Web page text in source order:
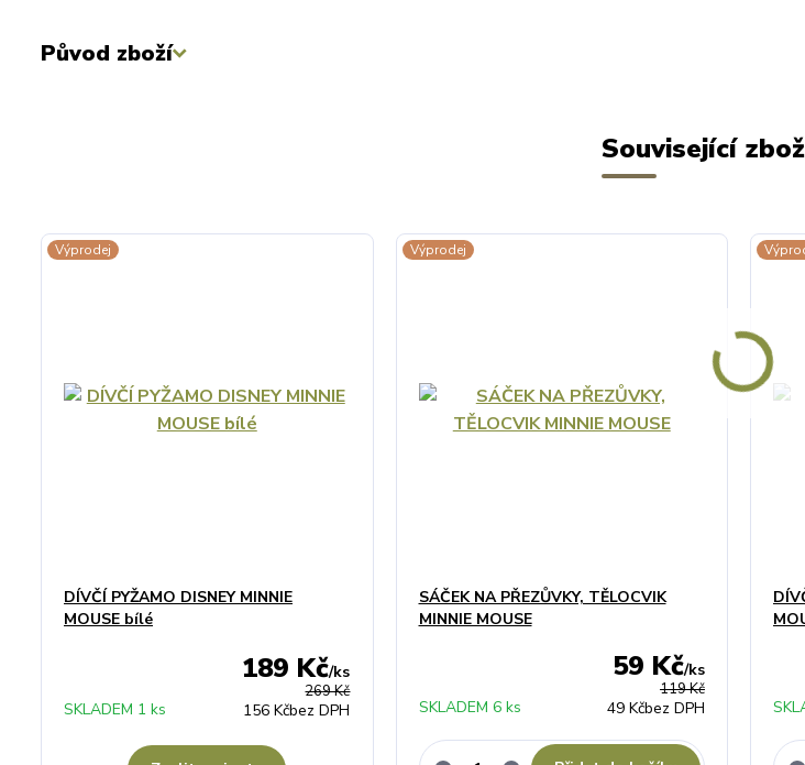
Původ zboží
Související
Výprodej
DÍVČÍ PYŽAMO DISNEY MINNIE
MOUSE bílé
269 Kč
189 Kč/ks
156 Kčbez DPH
SKLADEM 1 ks
Výprodej
SÁČEK NA PŘEZŮVKY, TĚLOCVIK
MINNIE MOUSE
119 Kč
59 Kč/ks
49 Kčbez DPH
SKLADEM 6 ks